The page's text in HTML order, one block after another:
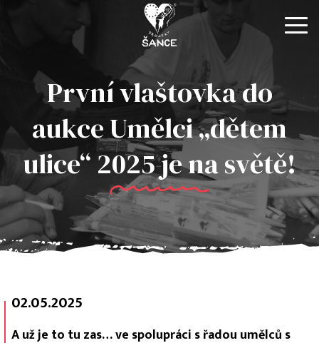
O NÁS
NOVINKY
KONTAKTY
E-SHOP
První vlaštovka do
aukce Umělci „dětem
ulice“ 2025 je na světě!
02.05.2025
A už je to tu zas… ve spolupráci s řadou umělců s